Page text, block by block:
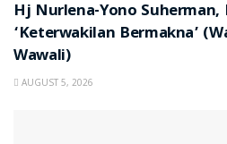
Hj Nurlena-Yono Suherman,
‘Keterwakilan Bermakna’
Wawali)
AUGUST 5, 2026